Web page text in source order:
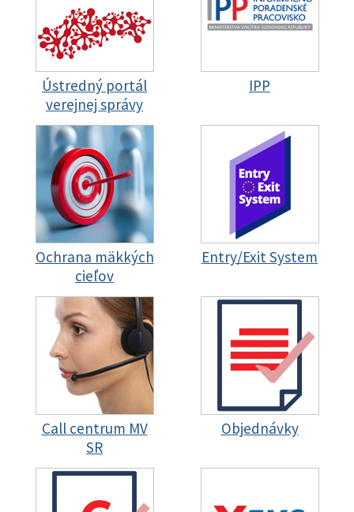
Ústredný portál
verejnej správy
IPP
Ochrana mäkkých
cieľov
Entry/Exit System
Call centrum MV
SR
Objednávky